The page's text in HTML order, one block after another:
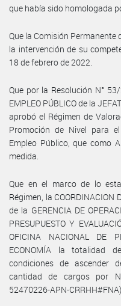
que había sido homologada
Que la Comisión
la intervención de su
18 de febrero de 2022.
Que por la Resolución N° 53/
EMPLEO PÚBLICO de la
aprobó el Régimen de
Promoción de Nivel para
Empleo Público, que como
medida.
Que en el marco de lo
Régimen, la COORDINACION
de la GERENCIA DE
PRESUPUESTO Y
OFICINA NACIONAL DE
ECONOMÍA la totalidad
condiciones de ascender
cantidad de cargos por
52470226-APN-CRRHH#FNA).